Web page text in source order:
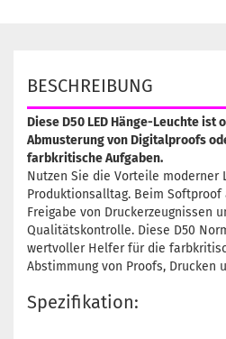
BESCHREIBUNG
Diese D50 LED Hänge-Leuchte ist
Abmusterung von Digitalproofs
farbkritische Aufgaben.
Nutzen Sie die Vorteile moderner
Produktionsalltag. Beim
Freigabe von Druckerzeugnissen
Qualitätskontrolle. Diese D50
wertvoller Helfer für die
Abstimmung von Proofs, Drucken
Spezifikation: